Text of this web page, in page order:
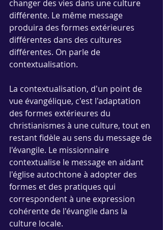
changer des vies dans une culture
différente. Le même message
produira des formes extérieures
différentes dans des cultures
différentes. On parle de
contextualisation.
La contextualisation, d'un point de
vue évangélique, c'est l'adaptation
des formes extérieures du
christianismes à une culture, tout en
restant fidèle au sens du message de
l'évangile. Le missionnaire
contextualise le message en aidant
l'église autochtone à adopter des
formes et des pratiques qui
correspondent à une expression
cohérente de l'évangile dans la
culture locale.